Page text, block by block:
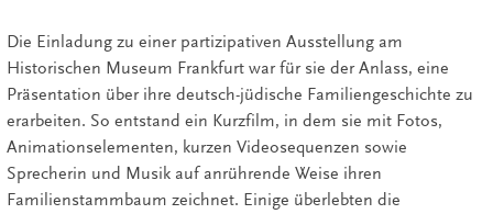
Die Einladung zu einer partizipativen Ausstellung am
Historischen Museum Frankfurt war für sie der Anlass, eine
Präsentation über ihre deutsch-jüdische Familiengeschichte zu
erarbeiten. So entstand ein Kurzfilm, in dem sie mit Fotos,
Animationselementen, kurzen Videosequenzen sowie
Sprecherin und Musik auf anrührende Weise ihren
Familienstammbaum zeichnet. Einige überlebten die